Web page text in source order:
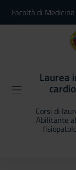
Facoltà di
Laurea
Corsi di
Abilitante